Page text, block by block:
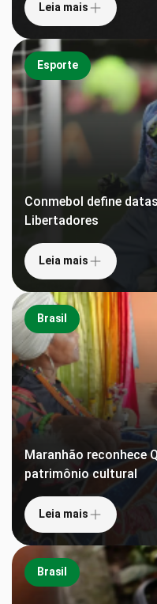
Leia mais
Esporte
Conmebol define
Libertadores
Leia mais
Brasil
Maranhão reconhece
patrimônio cultural
Leia mais
Brasil